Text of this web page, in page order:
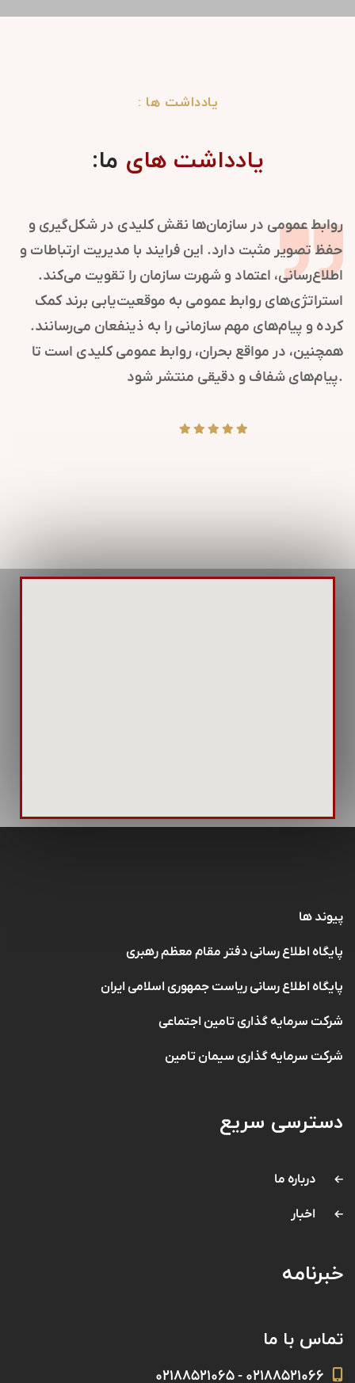
یادداشت ها :
یادداشت های ما:
روابط عمومی در سازمان‌ها نقش کلیدی در شکل‌گیری و
حفظ تصویر مثبت دارد. این فرایند با مدیریت ارتباطات و
اطلاع‌رسانی، اعتماد و شهرت سازمان را تقویت می‌کند.
استراتژی‌های روابط عمومی به موقعیت‌یابی برند کمک
کرده و پیام‌های مهم سازمانی را به ذینفعان می‌رسانند.
همچنین، در مواقع بحران، روابط عمومی کلیدی است تا
پیام‌های شفاف و دقیقی منتشر شود.
پیوند ها
پایگاه اطلاع رسانی دفتر مقام معظم رهبری
پایگاه اطلاع رسانی ریاست جمهوری اسلامی ایران
شرکت سرمایه گذاری تامین اجتماعی
شرکت سرمایه گذاری سیمان تامین
دسترسی سریع
درباره ما
اخبار
خبرنامه
تماس با ما
۰۲۱۸۸۵۲۱۰۶۶ - ۰۲۱۸۸۵۲۱۰۶۵